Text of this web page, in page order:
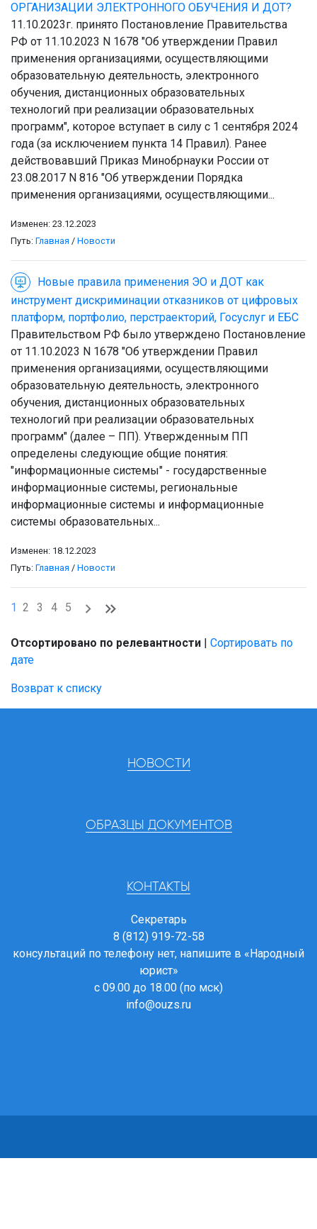
ОРГАНИЗАЦИИ ЭЛЕКТРОННОГО ОБУЧЕНИЯ И ДОТ?
11.10.2023г. принято Постановление Правительства
РФ от 11.10.2023 N 1678 "Об утверждении Правил
применения организациями, осуществляющими
образовательную деятельность, электронного
обучения, дистанционных образовательных
технологий при реализации образовательных
программ", которое вступает в силу с 1 сентября 2024
года (за исключением пункта 14 Правил). Ранее
действовавший Приказ Минобрнауки России от
23.08.2017 N 816 "Об утверждении Порядка
применения организациями, осуществляющими...
Изменен: 23.12.2023
Путь: Главная / Новости
Новые правила применения ЭО и ДОТ как
инструмент дискриминации отказников от цифровых
платформ, портфолио, перстраекторий, Госуслуг и ЕБС
Правительством РФ было утверждено Постановление
от 11.10.2023 N 1678 "Об утверждении Правил
применения организациями, осуществляющими
образовательную деятельность, электронного
обучения, дистанционных образовательных
технологий при реализации образовательных
программ" (далее – ПП). Утвержденным ПП
определены следующие общие понятия:
"информационные системы" - государственные
информационные системы, региональные
информационные системы и информационные
системы образовательных...
Изменен: 18.12.2023
Путь: Главная / Новости
1 2 3 4 5
Отсортировано по релевантности | Сортировать по
дате
Возврат к списку
НОВОСТИ
ОБРАЗЦЫ ДОКУМЕНТОВ
КОНТАКТЫ
Секретарь
8 (812) 919-72-58
консультаций по телефону нет, напишите в «Народный
юрист»
с 09.00 до 18.00 (по мск)
info@ouzs.ru